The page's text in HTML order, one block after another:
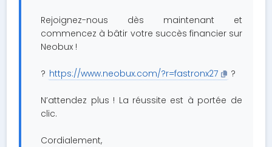
Rejoignez-nous dès maintenant et
commencez à bâtir votre succès financier sur
Neobux !
? https://www.neobux.com/?r=fastronx27 ?
N’attendez plus ! La réussite est à portée de
clic.
Cordialement,